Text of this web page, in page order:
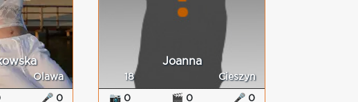
Olawa
🎤 0
Joanna
18 Cieszyn
📷 0 🎬 0 🎤 0